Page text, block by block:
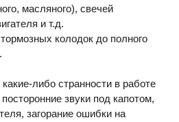
масляного), свечей
и т.д.
колодок до полного
либо странности в работе
звуки под капотом,
загорание ошибки на